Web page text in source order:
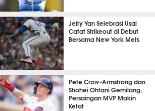
23 jam 3 menit lalu
Jefry Yan Selebrasi Usai
Catat Strikeout di Debut
Bersama New York Mets
23 jam 7 menit lalu
Pete Crow-Armstrong dan
Shohei Ohtani Gemilang,
Persaingan MVP Makin
Ketat